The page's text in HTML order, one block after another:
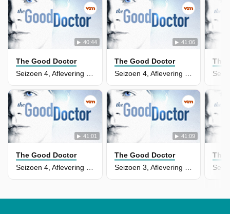
40:44
The Good Doctor
Seizoen 4, Aflevering 3 - Newbies
41:06
The Good Doctor
Seizoen 4, Aflevering 2 - Frontline - part 2
41:01
The Good Doctor
41:09
The Good Doctor
The
The